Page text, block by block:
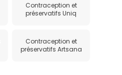
Contraception et
préservatifs Uniq
Contraception et
préservatifs Artsana